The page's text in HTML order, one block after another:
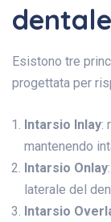
dentale
Esistono tre
progettata per
Intarsio Inlay:
mantenendo
Intarsio Onlay
laterale del
Intarsio